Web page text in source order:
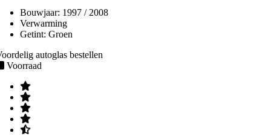
Bouwjaar: 1997 / 2008
Verwarming
Getint: Groen
autoglas bestellen
Voorraad